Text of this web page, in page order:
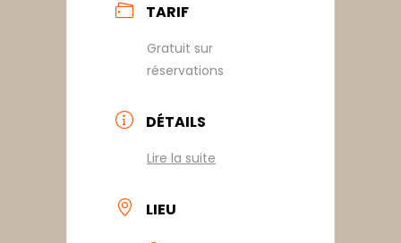
TARIF
Gratuit sur
réservations
DÉTAILS
Lire la suite
LIEU